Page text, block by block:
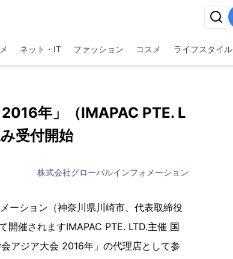
ネット・IT ファッション コスメ ライフスタイル
年」（IMAPAC PTE. L
受付開始
株式会社グローバルインフォメーション
ーション（神奈川県川崎市、代表取締役
催されますIMAPAC PTE. LTD.主催 国
アジア大会 2016年」の代理店として参